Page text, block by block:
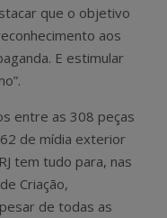
que o objetivo
aos
E estimular
entre as 308 peças
de mídia exterior
tem tudo para, nas
Criação,
de todas as